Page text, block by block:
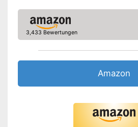
3,433 Bewertungen
Amazon